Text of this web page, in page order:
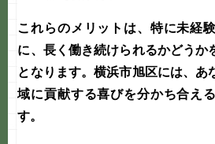
これらのメリットは、特に未経
に、長く働き続けられるかどうか
となります。横浜市旭区には、あ
域に貢献する喜びを分かち合え
す。